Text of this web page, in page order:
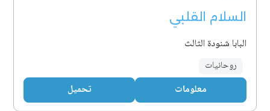
السلام القلبي
البابا شنودة الثالث
روحانيات
معلومات تحميل